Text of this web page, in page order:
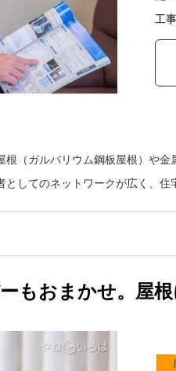
工
（ガルバリウム鋼板屋根）や
してのネットワークが広く、住
もおまかせ。屋